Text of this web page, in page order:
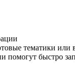
тематики или
помогут быстро